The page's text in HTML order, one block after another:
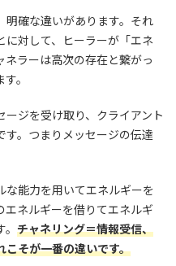
明確な違いがあります。それ
に対して、ヒーラーが「エネ
ラーは高次の存在と繋がっ
。
ジを受け取り、クライアント
す。つまりメッセージの伝達
な能力を用いてエネルギーを
ネルギーを借りてエネルギ
チャネリング＝情報受信、
こそが一番の違いです。